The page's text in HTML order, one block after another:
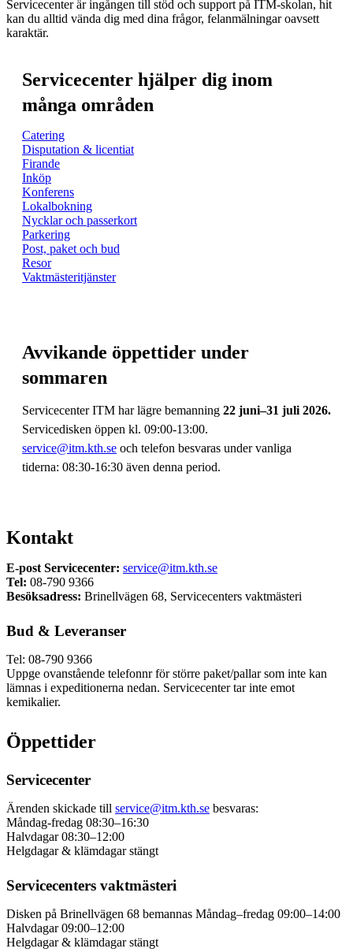
Servicecenter är ingången till stöd och support på ITM-skolan, hit
kan du alltid vända dig med dina frågor, felanmälningar oavsett
karaktär.
Servicecenter hjälper dig inom
många områden
Catering
Disputation & licentiat
Firande
Inköp
Konferens
Lokalbokning
Nycklar och passerkort
Parkering
Post, paket och bud
Resor
Vaktmästeritjänster
Avvikande öppettider under
sommaren
Servicecenter ITM har lägre bemanning 22 juni–31 juli 2026.
Servicedisken öppen kl. 09:00-13:00.
service@itm.kth.se och telefon besvaras under vanliga
tiderna: 08:30-16:30 även denna period.
Kontakt
E-post Servicecenter: service@itm.kth.se
Tel: 08-790 9366
Besöksadress: Brinellvägen 68, Servicecenters vaktmästeri
Bud & Leveranser
Tel: 08-790 9366
Uppge ovanstående telefonnr för större paket/pallar som inte kan
lämnas i expeditionerna nedan. Servicecenter tar inte emot
kemikalier.
Öppettider
Servicecenter
Ärenden skickade till service@itm.kth.se besvaras:
Måndag-fredag 08:30–16:30
Halvdagar 08:30–12:00
Helgdagar & klämdagar stängt
Servicecenters vaktmästeri
Disken på Brinellvägen 68 bemannas Måndag–fredag 09:00–14:00
Halvdagar 09:00–12:00
Helgdagar & klämdagar stängt